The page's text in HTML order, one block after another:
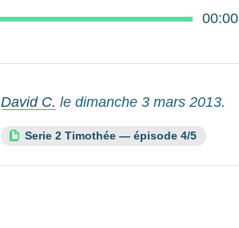
00:00
David C. le dimanche 3 mars 2013.
Cette ressource fait partie de la série :
Serie 2 Timothée — épisode 4/5